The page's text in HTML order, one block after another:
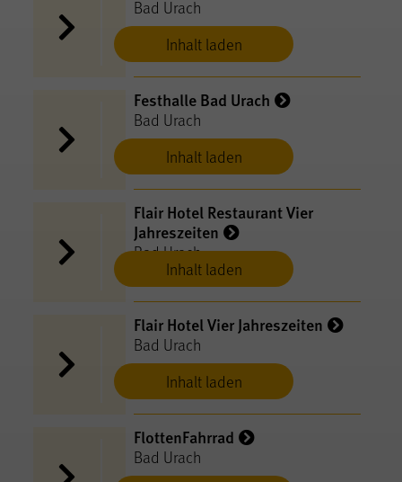
Inhalt laden
Bad Urach
Inhalt laden
Festhalle Bad Urach
Bad Urach
Inhalt laden
Flair Hotel Restaurant Vier
Jahreszeiten
Bad Urach
Inhalt laden
Flair Hotel Vier Jahreszeiten
Bad Urach
FlottenFahrrad
Bad Urach